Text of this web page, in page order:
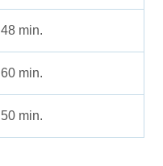
48 min.
60 min.
50 min.